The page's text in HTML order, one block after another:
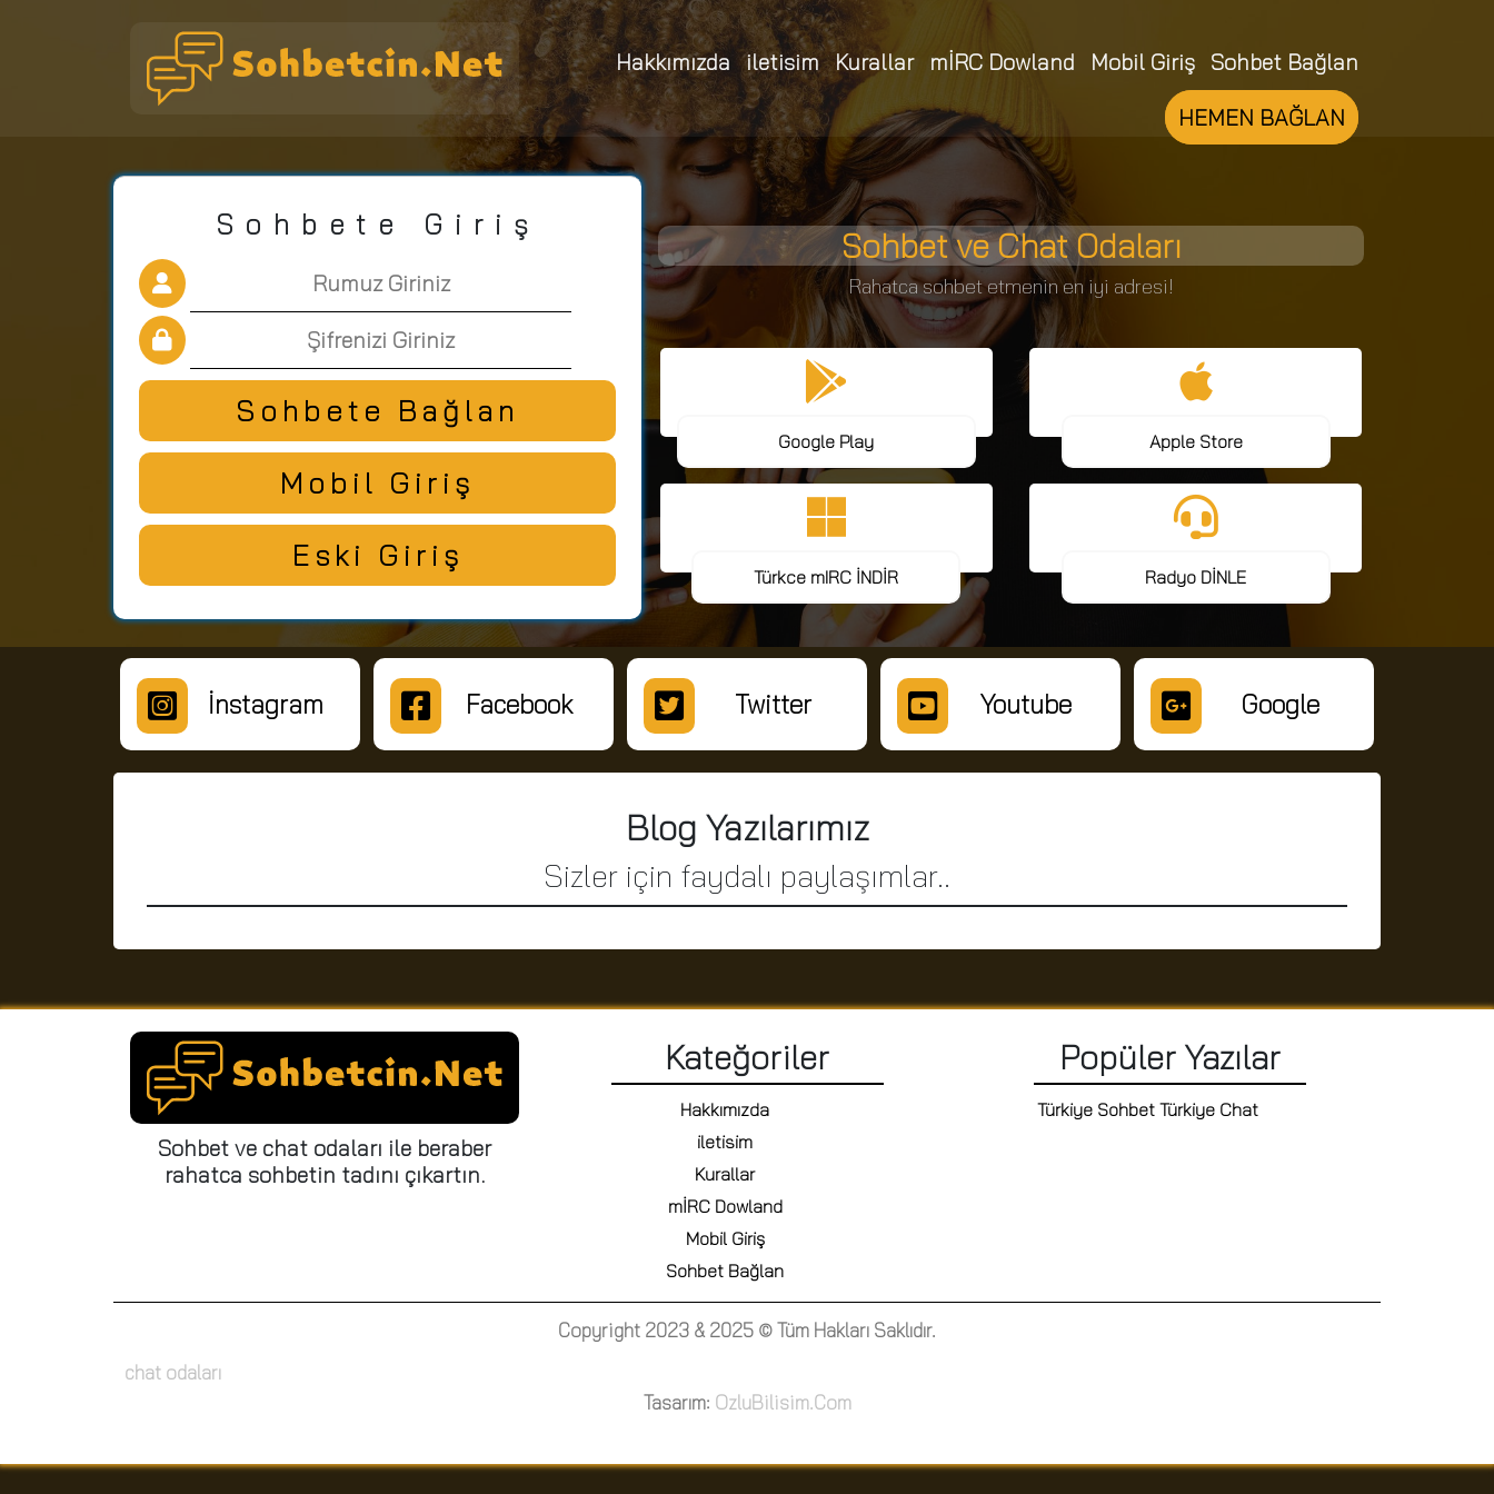
Hakkımızda iletisim Kurallar mİRC Dowland Mobil Giriş Sohbet Bağlan
HEMEN BAĞLAN
Sohbete Giriş
Sohbete Bağlan
Mobil Giriş
Eski Giriş
Sohbet ve Chat Odaları
Rahatca sohbet etmenin en iyi adresi!
Google Play Apple Store
Türkce mIRC İNDİR Radyo DİNLE
İnstagram Facebook Twitter Youtube Google
Blog Yazılarımız
Sizler için faydalı paylaşımlar..
Sohbet ve chat odaları ile beraber
rahatca sohbetin tadını çıkartın.
Kateğoriler
Hakkımızda
iletisim
Kurallar
mİRC Dowland
Mobil Giriş
Sohbet Bağlan
Popüler Yazılar
Türkiye Sohbet Türkiye Chat
Copyright 2023 & 2025 © Tüm Hakları Saklıdır.
chat odaları
Tasarım: OzluBilisim.Com